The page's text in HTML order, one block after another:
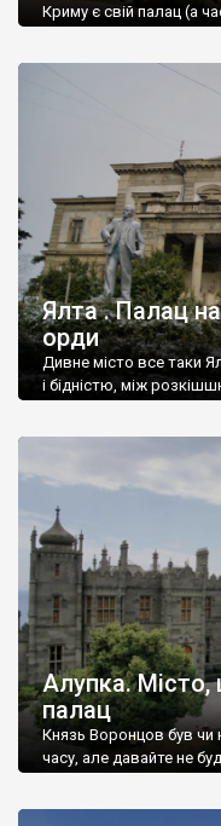
Криму є свій палац (а
Ялта . Палац
орди
Дивне місто все таки
і бідністю, між
Алупка. Місто,
палац
Князь Воронцов був
часу, але давайте не